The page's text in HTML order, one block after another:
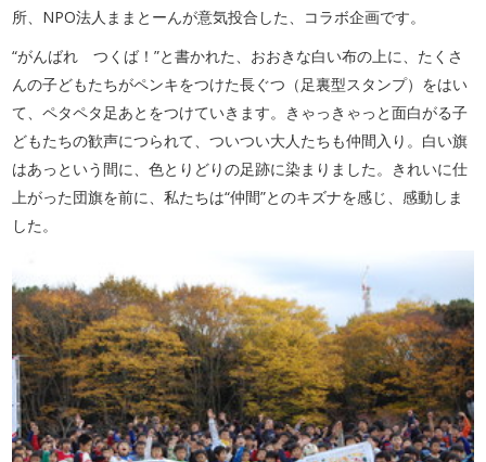
所、NPO法人ままとーんが意気投合した、コラボ企画です。
“がんばれ つくば！”と書かれた、おおきな白い布の上に、たくさ
んの子どもたちがペンキをつけた長ぐつ（足裏型スタンプ）をはい
て、ペタペタ足あとをつけていきます。きゃっきゃっと面白がる子
どもたちの歓声につられて、ついつい大人たちも仲間入り。白い旗
はあっという間に、色とりどりの足跡に染まりました。きれいに仕
上がった団旗を前に、私たちは“仲間”とのキズナを感じ、感動しま
した。